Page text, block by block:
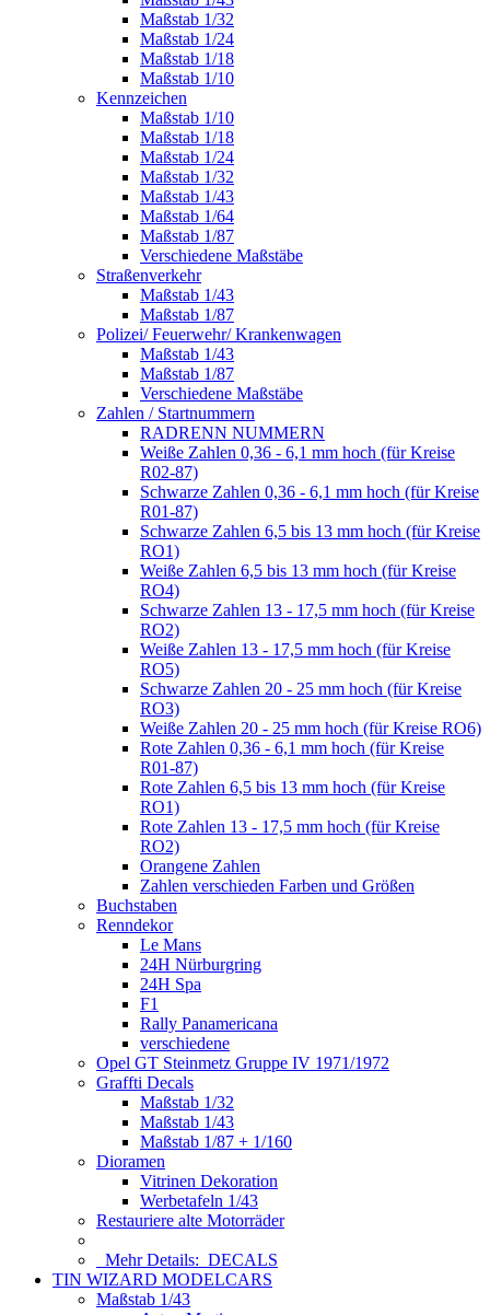
Maßstab 1/32
Maßstab 1/24
Maßstab 1/18
Maßstab 1/10
Kennzeichen
Maßstab 1/10
Maßstab 1/18
Maßstab 1/24
Maßstab 1/32
Maßstab 1/43
Maßstab 1/64
Maßstab 1/87
Verschiedene Maßstäbe
Straßenverkehr
Maßstab 1/43
Maßstab 1/87
Polizei/ Feuerwehr/ Krankenwagen
Maßstab 1/43
Maßstab 1/87
Verschiedene Maßstäbe
Zahlen / Startnummern
RADRENN NUMMERN
Weiße Zahlen 0,36 - 6,1 mm hoch (für Kreise
R02-87)
Schwarze Zahlen 0,36 - 6,1 mm hoch (für Kreise
R01-87)
Schwarze Zahlen 6,5 bis 13 mm hoch (für Kreise
RO1)
Weiße Zahlen 6,5 bis 13 mm hoch (für Kreise
RO4)
Schwarze Zahlen 13 - 17,5 mm hoch (für Kreise
RO2)
Weiße Zahlen 13 - 17,5 mm hoch (für Kreise
RO5)
Schwarze Zahlen 20 - 25 mm hoch (für Kreise
RO3)
Weiße Zahlen 20 - 25 mm hoch (für Kreise RO6)
Rote Zahlen 0,36 - 6,1 mm hoch (für Kreise
R01-87)
Rote Zahlen 6,5 bis 13 mm hoch (für Kreise
RO1)
Rote Zahlen 13 - 17,5 mm hoch (für Kreise
RO2)
Orangene Zahlen
Zahlen verschieden Farben und Größen
Buchstaben
Renndekor
Le Mans
24H Nürburgring
24H Spa
F1
Rally Panamericana
verschiedene
Opel GT Steinmetz Gruppe IV 1971/1972
Graffti Decals
Maßstab 1/32
Maßstab 1/43
Maßstab 1/87 + 1/160
Dioramen
Vitrinen Dekoration
Werbetafeln 1/43
Restauriere alte Motorräder
Mehr Details: DECALS
TIN WIZARD MODELCARS
Maßstab 1/43